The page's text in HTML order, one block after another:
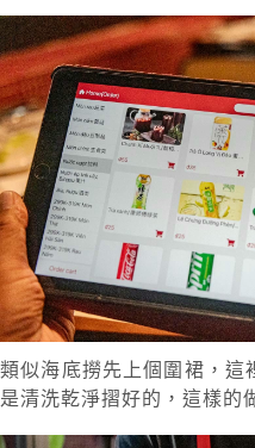
類似海底撈先上個圍裙，這
是清洗乾淨摺好的，這樣的